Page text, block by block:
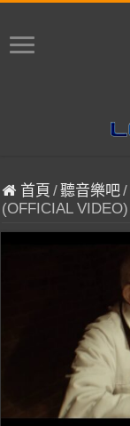
首頁 /聽音樂吧/
(OFFICIAL VIDEO)